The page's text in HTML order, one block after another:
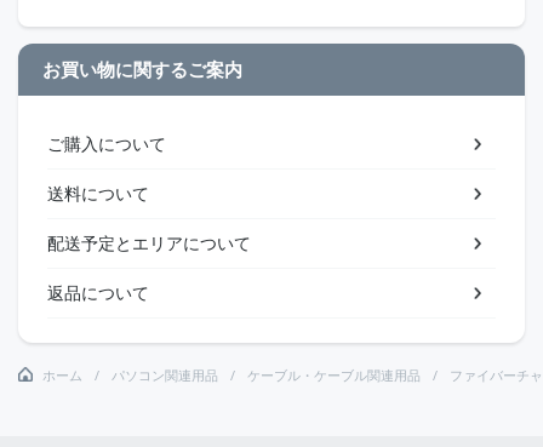
お買い物に関するご案内
ご購入について
送料について
配送予定とエリアについて
返品について
ホーム パソコン関連用品 ケーブル・ケーブル関連用品 ファイバーチ